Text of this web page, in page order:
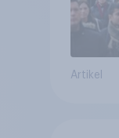
Artikel